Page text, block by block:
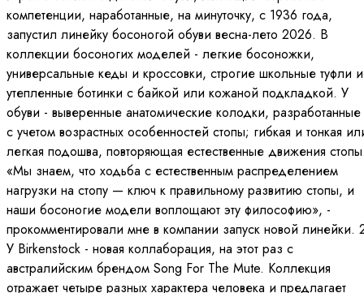
компетенции, наработанные, на минуточку, с 1936 года,
запустил линейку босоногой обуви весна-лето 2026. В
коллекции босоногих моделей - легкие босоножки,
универсальные кеды и кроссовки, строгие школьные туфли и
утепленные ботинки с байкой или кожаной подкладкой. У
обуви - выверенные анатомические колодки, разработанные
с учетом возрастных особенностей стопы; гибкая и тонкая
легкая подошва, повторяющая естественные движения
«Мы знаем, что ходьба с естественным распределением
нагрузки на стопу — ключ к правильному развитию стопы, и
наши босоногие модели воплощают эту философию», -
прокомментировали мне в компании запуск новой линейки.
У Birkenstock - новая коллаборация, на этот раз с
австралийским брендом Song For The Mute. Коллекция
отражает четыре разных характера человека и предлагает